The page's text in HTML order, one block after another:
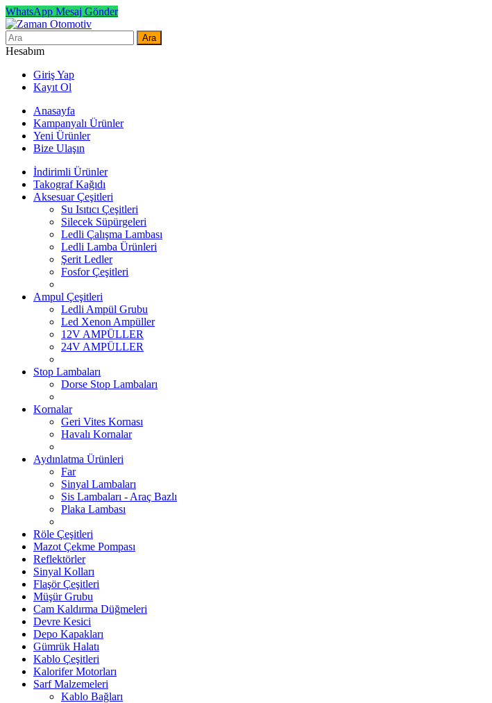
WhatsApp Mesaj Gönder
Ara
Hesabım
Giriş Yap
Kayıt Ol
Anasayfa
Kampanyalı Ürünler
Yeni Ürünler
Bize Ulaşın
İndirimli Ürünler
Takograf Kağıdı
Aksesuar Çeşitleri
Su Isıtıcı Çeşitleri
Silecek Süpürgeleri
Ledli Çalışma Lambası
Ledli Lamba Ürünleri
Şerit Ledler
Fosfor Çeşitleri
Ampul Çeşitleri
Ledli Ampül Grubu
Led Xenon Ampüller
12V AMPÜLLER
24V AMPÜLLER
Stop Lambaları
Dorse Stop Lambaları
Kornalar
Geri Vites Kornası
Havalı Kornalar
Aydınlatma Ürünleri
Far
Sinyal Lambaları
Sis Lambaları - Araç Bazlı
Plaka Lambası
Röle Çeşitleri
Mazot Çekme Pompası
Reflektörler
Sinyal Kolları
Flaşör Çeşitleri
Müşür Grubu
Cam Kaldırma Düğmeleri
Devre Kesici
Depo Kapakları
Gümrük Halatı
Kablo Çeşitleri
Kalorifer Motorları
Sarf Malzemeleri
Kablo Bağları